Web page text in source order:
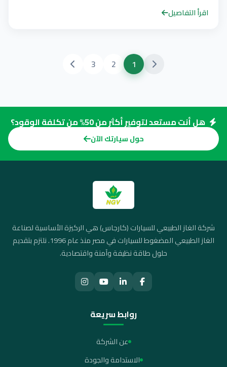
اقرأ التفاصيل
1
2
3
هل أنت مستعد لتوفير أكثر من 50% من تكلفة الوقود؟
حول سيارتك الآن
شركة الغاز الطبيعي للسيارات (كارجاس) هي الركيزة الأساسية لصناعة
الغاز الطبيعي المضغوط للسيارات في مصر منذ عام 1996. نلتزم بتقديم
حلول طاقة نظيفة وآمنة واقتصادية.
روابط سريعة
عن الشركة
الاستدامة والجودة